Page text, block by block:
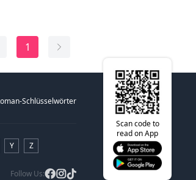
1
Schlüsselwörter
Y Z
Follow Us:
Scan code to
read on App